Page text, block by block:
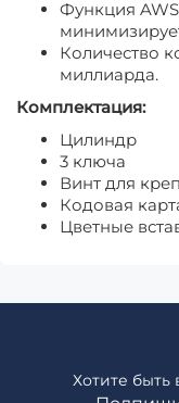
Функция
Количество
миллиарда.
Комплектация:
Цилиндр
3 ключа
Винт для
Кодовая
Цветные
Хотите быть